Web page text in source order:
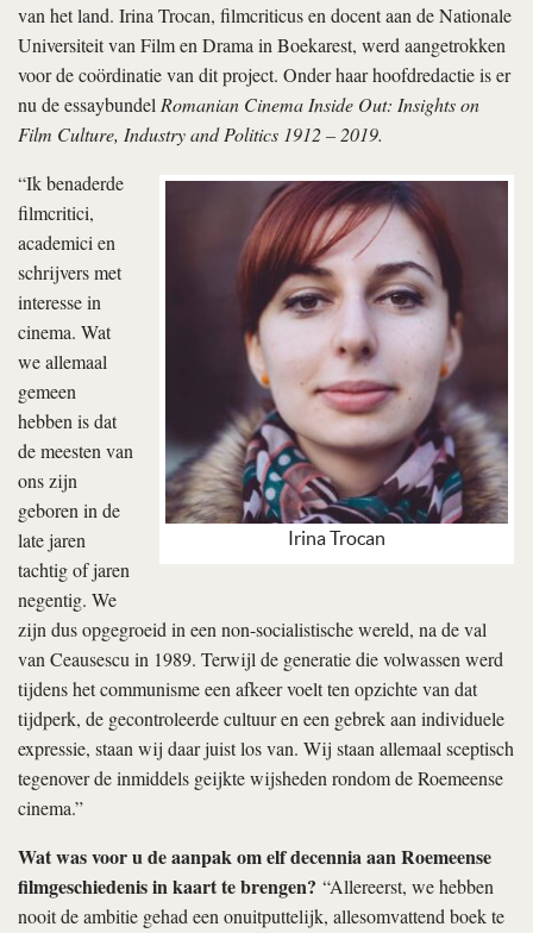
van het land. Irina Trocan, filmcriticus en docent aan de Nationale
Universiteit van Film en Drama in Boekarest, werd aangetrokken
voor de coördinatie van dit project. Onder haar hoofdredactie is er
nu de essaybundelRomanian Cinema Inside Out: Insights on
Film Culture, Industry and Politics 1912 – 2019.
Irina Trocan
“Ik benaderde
filmcritici,
academici en
schrijvers met
interesse in
cinema. Wat
we allemaal
gemeen
hebben is dat
de meesten van
ons zijn
geboren in de
late jaren
tachtig of jaren
negentig. We
zijn dus opgegroeid in een non-socialistische wereld, na de val
van Ceausescu in 1989. Terwijl de generatie die volwassen werd
tijdens het communisme een afkeer voelt ten opzichte van dat
tijdperk, de gecontroleerde cultuur en een gebrek aan individuele
expressie, staan wij daar juist los van. Wij staan allemaal sceptisch
tegenover de inmiddels geijkte wijsheden rondom de Roemeense
cinema.”
Wat was voor u de aanpak om elf decennia aan Roemeense
filmgeschiedenis in kaart te brengen? “Allereerst, we hebben
nooit de ambitie gehad een onuitputtelijk, allesomvattend boek te